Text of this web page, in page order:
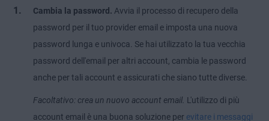
Cambia la password. Avvia il processo di recupero della
password per il tuo provider email e imposta una nuova
password lunga e univoca. Se hai utilizzato la tua vecchia
password dell'email per altri account, cambia le password
anche per tali account e assicurati che siano tutte diverse.
Facoltativo: crea un nuovo account email. L'utilizzo di più
account email è una buona soluzione per evitare i messaggi